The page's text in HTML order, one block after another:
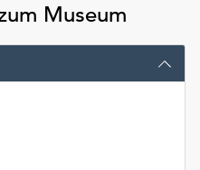
Museum